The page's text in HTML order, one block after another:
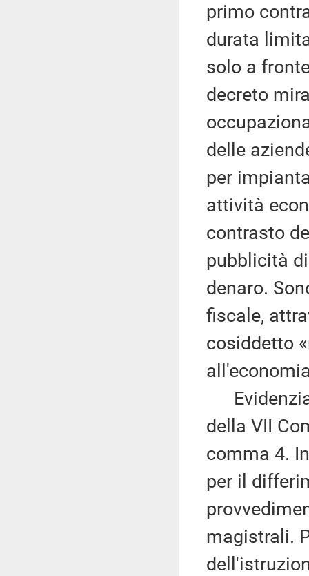
primo
durata
solo a
decreto
delle
per
attività
contrasto
pubblicità
denaro.
fiscale,
cosiddetto
Evidenzia
della VII
comma 4.
per il
magistrali.